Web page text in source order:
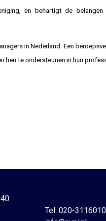
en behartigt de
in Nederland. Een
hen te ondersteunen in hun
Tel: 020-3116010